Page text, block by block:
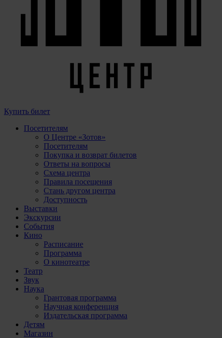
Купить билет
Посетителям
О Центре «Зотов»
Посетителям
Покупка и возврат билетов
Ответы на вопросы
Схема центра
Правила посещения
Стань другом центра
Доступность
Выставки
Экскурсии
События
Кино
Расписание
Программа
О кинотеатре
Театр
Звук
Наука
Грантовая программа
Научная конференция
Издательская программа
Детям
Магазин